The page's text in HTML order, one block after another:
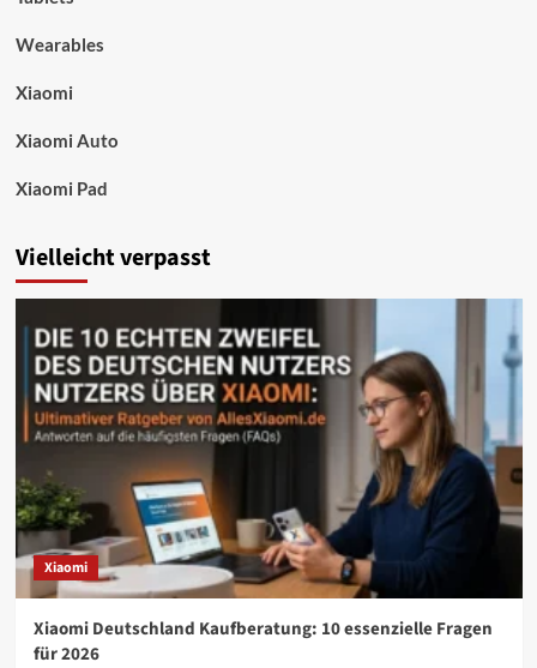
Wearables
Xiaomi
Xiaomi Auto
Xiaomi Pad
Vielleicht verpasst
Xiaomi
Xiaomi Deutschland Kaufberatung: 10 essenzielle Fragen
für 2026